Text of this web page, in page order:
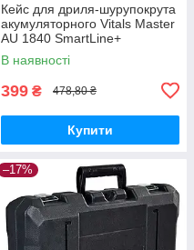
Кейс для дриля-шурупокрута
акумуляторного Vitals Master
AU 1840 SmartLine+
В наявності
399 ₴ 478,80 ₴
Купити
–17%